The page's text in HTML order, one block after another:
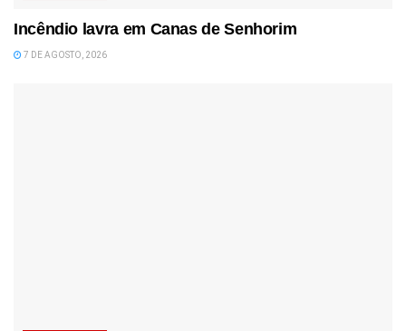
Incêndio lavra em Canas de Senhorim
7 DE AGOSTO, 2026